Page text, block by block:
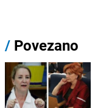
/ Povezano